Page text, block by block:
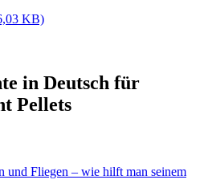
KB)
in Deutsch für
Pellets
und Fliegen – wie hilft man seinem